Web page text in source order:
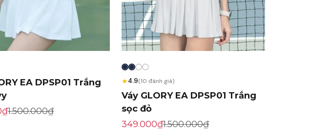
EA DPSP01 Trắng
mãi
Giá gốc
1.500.000₫
★4.9(10 đánh giá)
Váy GLORY EA DPSP01 Trắng
sọc đỏ
Giá khuyến mãi
349.000₫Giá gốc
1.500.000₫